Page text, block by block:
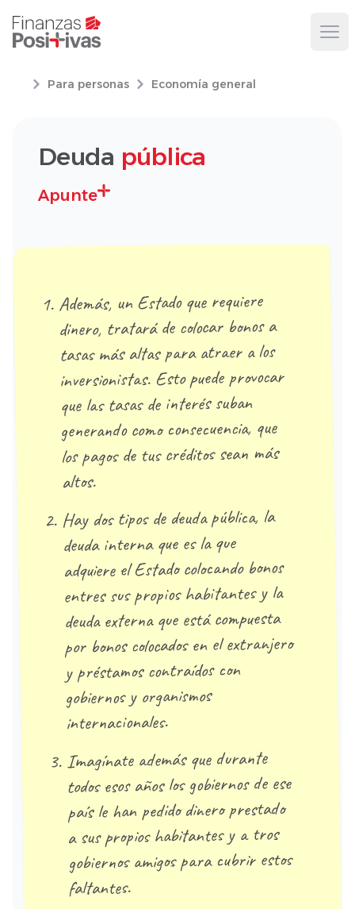
Para personas Economía general
Deuda pública
Apunte
Además, un Estado que requiere
dinero, tratará de colocar bonos a
tasas más altas para atraer a los
inversionistas. Esto puede provocar
que las tasas de interés suban
generando como consecuencia, que
los pagos de tus créditos sean más
altos.
Hay dos tipos de deuda pública, la
deuda interna que es la que
adquiere el Estado colocando bonos
entres sus propios habitantes y la
deuda externa que está compuesta
por bonos colocados en el extranjero
y préstamos contraídos con
gobiernos y organismos
internacionales.
Imagínate además que durante
todos esos años los gobiernos de ese
país le han pedido dinero prestado
a sus propios habitantes y a tros
gobiernos amigos para cubrir estos
faltantes.